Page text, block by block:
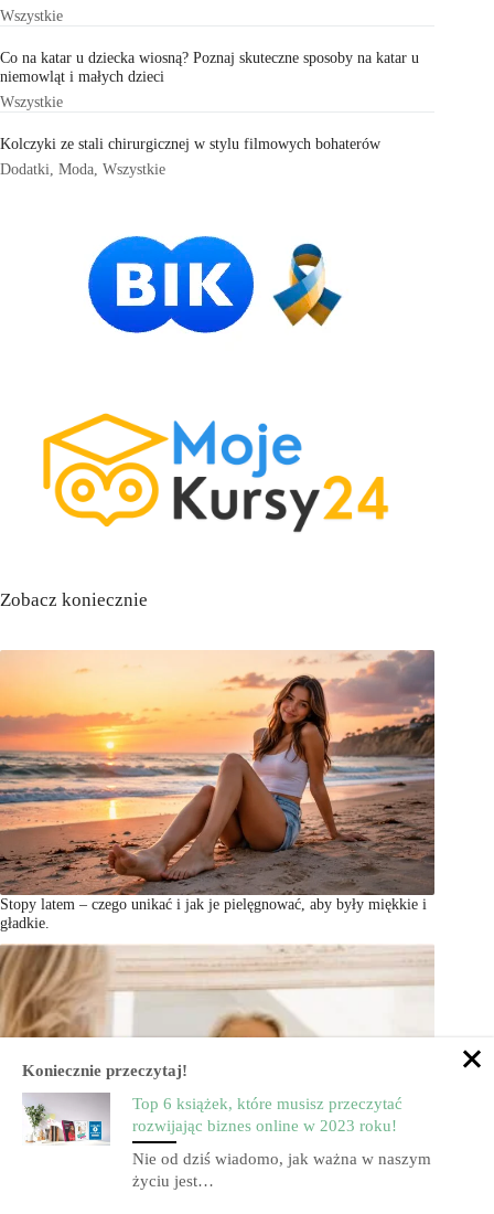
Wszystkie
Co na katar u dziecka wiosną? Poznaj skuteczne sposoby na katar u
niemowląt i małych dzieci
Wszystkie
Kolczyki ze stali chirurgicznej w stylu filmowych bohaterów
Dodatki, Moda, Wszystkie
Zobacz koniecznie
Stopy latem – czego unikać i jak je pielęgnować, aby były miękkie i
gładkie.
Koniecznie przeczytaj!
Top 6 książek, które musisz przeczytać
rozwijając biznes online w 2023 roku!
Nie od dziś wiadomo, jak ważna w naszym
życiu jest…